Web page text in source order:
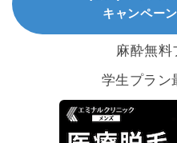
キャンペー
麻酔無料
学生プラン